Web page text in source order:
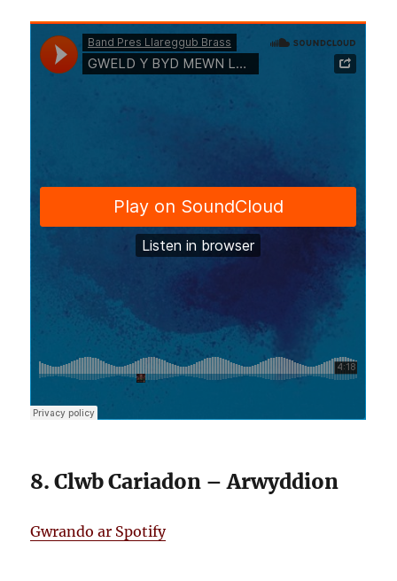
8. Clwb Cariadon – Arwyddion
Gwrando ar Spotify